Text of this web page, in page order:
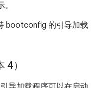
bootconfig 的引导加载
）